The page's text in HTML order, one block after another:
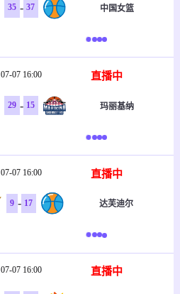
35 - 37 中国女篮
07-07 16:00 直播中
29 - 15 玛丽基纳
07-07 16:00 直播中
9 - 17 达芙迪尔
07-07 16:00 直播中